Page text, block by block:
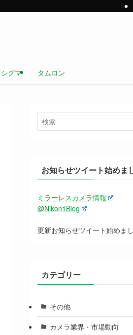
シグマ タムロン
お知らせツイート始めま
ミラーレスカメラ情報
@Nikon1Blog
更新お知らせツイート始めま
カテゴリー
その他
カメラ業界・市場動向